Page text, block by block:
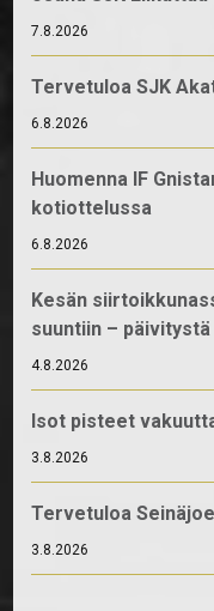
7.8.2026
Tervetuloa SJK
6.8.2026
Huomenna IF
kotiottelussa
6.8.2026
Kesän
suuntiin –
4.8.2026
Isot pisteet
3.8.2026
Tervetuloa
3.8.2026